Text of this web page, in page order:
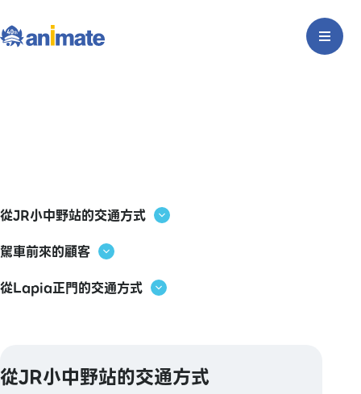
從JR小中野站的交通方式
駕車前來的顧客
從Lapia正門的交通方式
從JR小中野站的交通方式